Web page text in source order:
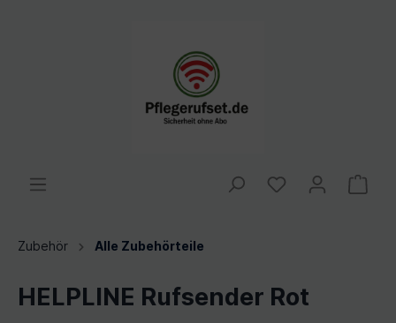
Zubehör Alle Zubehörteile
HELPLINE Rufsender Rot